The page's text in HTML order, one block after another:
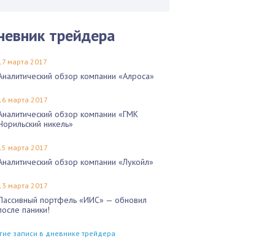
трейдера
марта 2017
обзор компании «Алроса»
марта 2017
обзор компании «ГМК
никель»
марта 2017
обзор компании «Лукойл»
марта 2017
портфель «ИИС» — обновил
паники!
записи в дневнике трейдера